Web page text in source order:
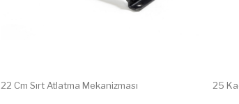
22 Cm Sırt Atlatma Mekanizması 25